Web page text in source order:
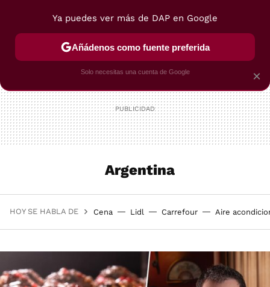
POSTRES VIAJES SELECCIÓN VEGUI
Argentina
HOY SE HABLA DE Cena Lidl Carrefour Aire
×
Ya puedes ver más de DAP en Google
Añádenos como fuente preferida
Solo necesitas una cuenta de Google